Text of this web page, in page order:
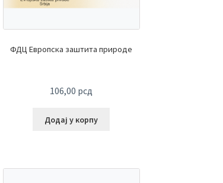
ФДЦ Европска заштита природе
106,00 рсд
Додај у корпу